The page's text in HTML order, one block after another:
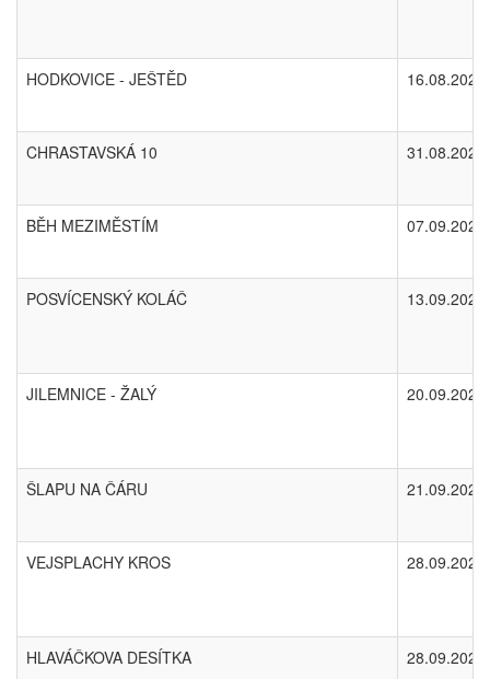
HODKOVICE - JEŠTĚD 16.08.2025
CHRASTAVSKÁ 10 31.08.2025
BĚH MEZIMĚSTÍM 07.09.2025
POSVÍCENSKÝ KOLÁČ 13.09.2025
JILEMNICE - ŽALÝ 20.09.2025
ŠLAPU NA ČÁRU 21.09.2025
VEJSPLACHY KROS 28.09.2025
HLAVÁČKOVA DESÍTKA 28.09.2025